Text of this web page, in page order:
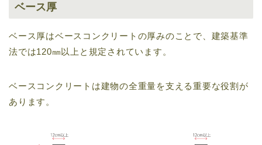
ベース厚
ベース厚はベースコンクリートの厚みのことで、建築基準
法では120㎜以上と規定されています。
ベースコンクリートは建物の全重量を支える重要な役割が
あります。